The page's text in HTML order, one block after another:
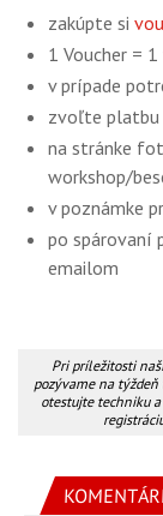
zakúpte si
1 Voucher =
v prípade
zvoľte platbu
na stránke
workshop/
v poznámke
po spárovaní
emailom
Pri príležitosti
pozývame na
otestujte techniku